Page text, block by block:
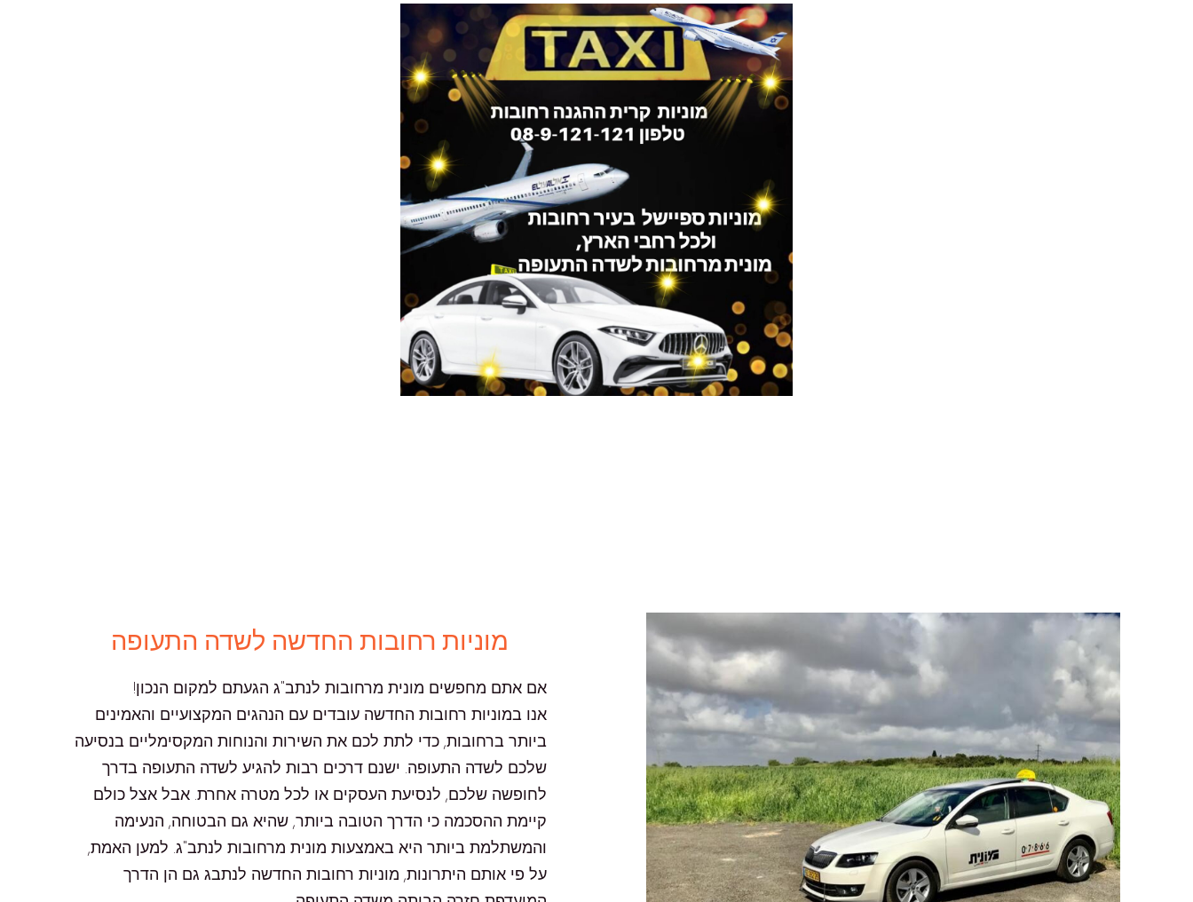
מוניות רחובות החדשה לשדה התעופה
אם אתם מחפשים מונית מרחובות לנתב"ג הגעתם למקום הנכון!
אנו במוניות רחובות החדשה עובדים עם הנהגים המקצועיים והאמינים
ביותר ברחובות, כדי לתת לכם את השירות והנוחות המקסימליים בנסיעה
שלכם לשדה התעופה. ישנם דרכים רבות להגיע לשדה התעופה בדרך
לחופשה שלכם, לנסיעת העסקים או לכל מטרה אחרת. אבל אצל כולם
קיימת ההסכמה כי הדרך הטובה ביותר, שהיא גם הבטוחה, הנעימה
והמשתלמת ביותר היא באמצעות מונית מרחובות לנתב"ג. למען האמת,
על פי אותם היתרונות, מוניות רחובות החדשה לנתבג גם הן הדרך